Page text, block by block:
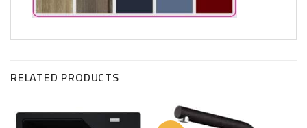
RELATED PRODUCTS